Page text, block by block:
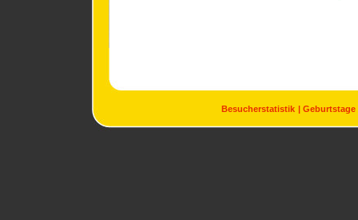
Besucherstatistik Geburtstage